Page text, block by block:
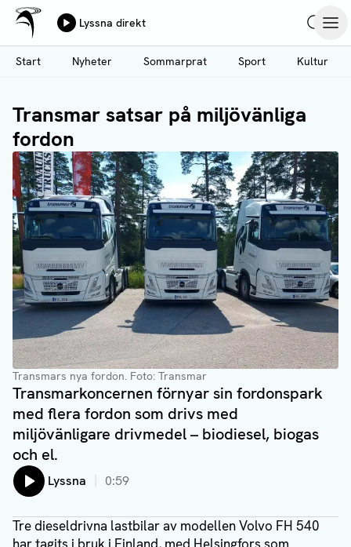
Hoppa
till
huvudinnehåll
Ålands Radio & TV
Lyssna direkt
Start
Nyheter Sommarprat Sport Kultur
Transmar satsar på miljövänliga
fordon
Transmars nya fordon. Foto: Transmar
Transmarkoncernen förnyar sin fordonspark
med flera fordon som drivs med
miljövänligare drivmedel – biodiesel, biogas
och el.
Lyssna 0:59
Tre dieseldrivna lastbilar av modellen Volvo FH 540